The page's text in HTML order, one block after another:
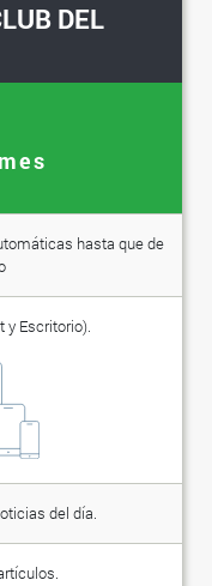
DEL
hasta que de
y Escritorio).
del día.